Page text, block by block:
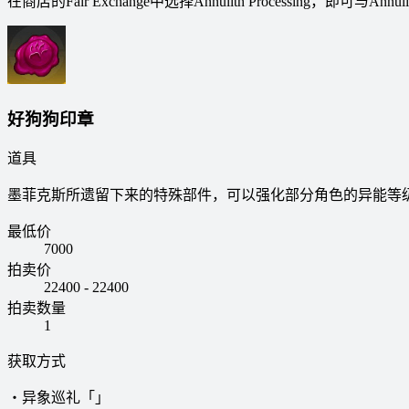
好狗狗印章
道具
墨菲克斯所遗留下来的特殊部件，可以强化部分角色的异能等
最低价
7000
拍卖价
22400 - 22400
拍卖数量
1
获取方式
・异象巡礼「」